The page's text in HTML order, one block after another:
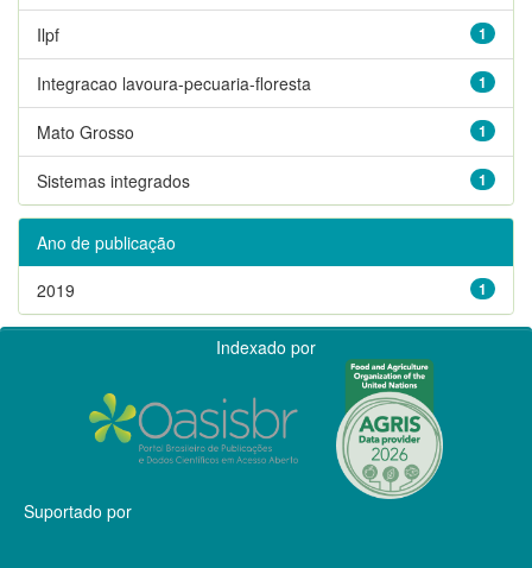
1
Ilpf
1
Integracao lavoura-pecuaria-floresta
1
Mato Grosso
1
Sistemas integrados
Ano de publicação
1
2019
Indexado por
Suportado por